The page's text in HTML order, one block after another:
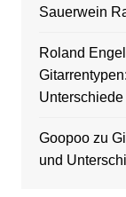
Sauerwein
Roland
Goopoozu
und